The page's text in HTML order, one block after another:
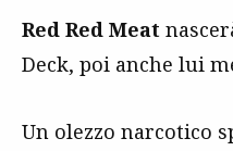
Red Red Meat
Deck, poi anche lui
Un olezzo narcotico